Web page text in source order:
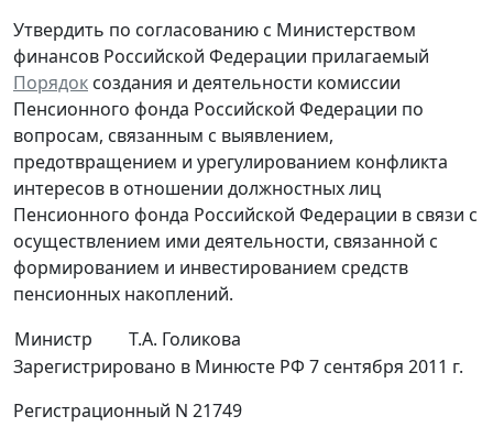
Утвердить по согласованию с Министерством
финансов Российской Федерации прилагаемый
Порядок создания и деятельности комиссии
Пенсионного фонда Российской Федерации по
вопросам, связанным с выявлением,
предотвращением и урегулированием конфликта
интересов в отношении должностных лиц
Пенсионного фонда Российской Федерации в связи с
осуществлением ими деятельности, связанной с
формированием и инвестированием средств
пенсионных накоплений.
Министр
Т.А. Голикова
Зарегистрировано в Минюсте РФ 7 сентября 2011 г.
Регистрационный N 21749